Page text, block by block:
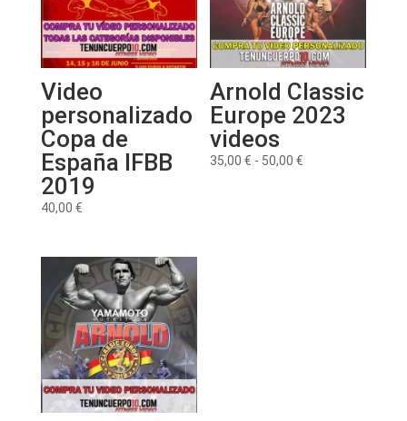
Video
personalizado
Copa de
España IFBB
2019
40,00 €
Arnold Classic
Europe 2023
videos
35,00€ - 50,00€